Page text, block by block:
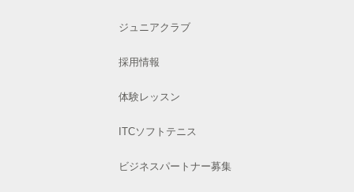
ジュニアクラブ
採用情報
体験レッスン
ITCソフトテニス
ビジネスパートナー募集